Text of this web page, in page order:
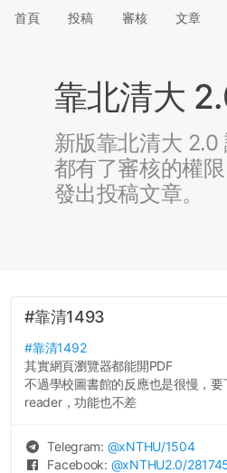
首頁 投稿 審核 文章
靠北清大
新版靠北清大 2.0
都有了審核的權
發出投稿文章。
#靠清1493
#靠清1492
其實網頁瀏覽器都能開PDF
不過學校圖書館的反應也是很慢，
reader，功能也不差
Telegram: @xNTHU/1504
Facebook: @xNTHU2.0/